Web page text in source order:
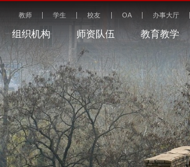
教师 学生 校友 OA 办事大厅
组织机构 师资队伍 教育教学